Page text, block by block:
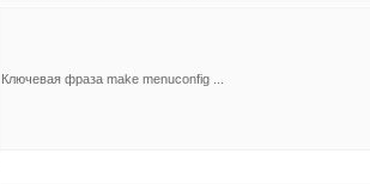
Ключевая фраза make menuconfig ...